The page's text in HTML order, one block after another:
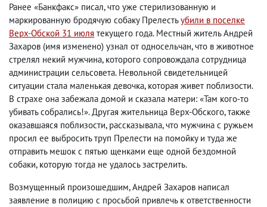
Ранее «Банкфакс» писал, что уже стерилизованную и
маркированную бродячую собаку Прелестьубили в поселке
Верх-Обской 31 июля текущего года. Местный житель Андрей
Захаров (имя изменено) узнал от односельчан, что в животное
стрелял некий мужчина, которого сопровождала сотрудница
администрации сельсовета. Невольной свидетельницей
ситуации стала маленькая девочка, которая живет поблизости.
В страхе она забежала домой и сказала матери: «Там кого-то
убивать собрались!». Другая жительница Верх-Обского, также
оказавшаяся поблизости, рассказывала, что мужчина с ружьем
просил ее выбросить труп Прелести на помойку и туда же
отправить мешок с пятью щенками еще одной бездомной
собаки, которую тогда не удалось застрелить.
Возмущенный произошедшим, Андрей Захаров написал
заявление в полицию с просьбой привлечь к ответственности